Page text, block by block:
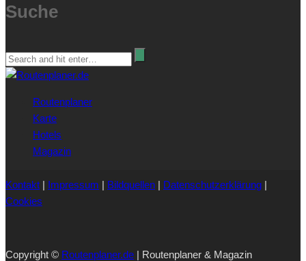
Suche
Routenplaner
Karte
Hotels
Magazin
Kontakt | Impressum | Bildquellen | Datenschutzerklärung |
Cookies
Copyright © Routenplaner.de | Routenplaner & Magazin